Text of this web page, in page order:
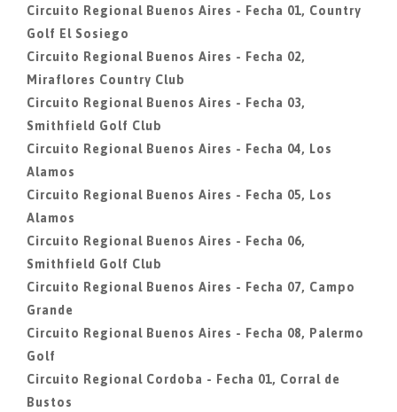
Circuito Regional Buenos Aires - Fecha 01, Country
Golf El Sosiego
Circuito Regional Buenos Aires - Fecha 02,
Miraflores Country Club
Circuito Regional Buenos Aires - Fecha 03,
Smithfield Golf Club
Circuito Regional Buenos Aires - Fecha 04, Los
Alamos
Circuito Regional Buenos Aires - Fecha 05, Los
Alamos
Circuito Regional Buenos Aires - Fecha 06,
Smithfield Golf Club
Circuito Regional Buenos Aires - Fecha 07, Campo
Grande
Circuito Regional Buenos Aires - Fecha 08, Palermo
Golf
Circuito Regional Cordoba - Fecha 01, Corral de
Bustos